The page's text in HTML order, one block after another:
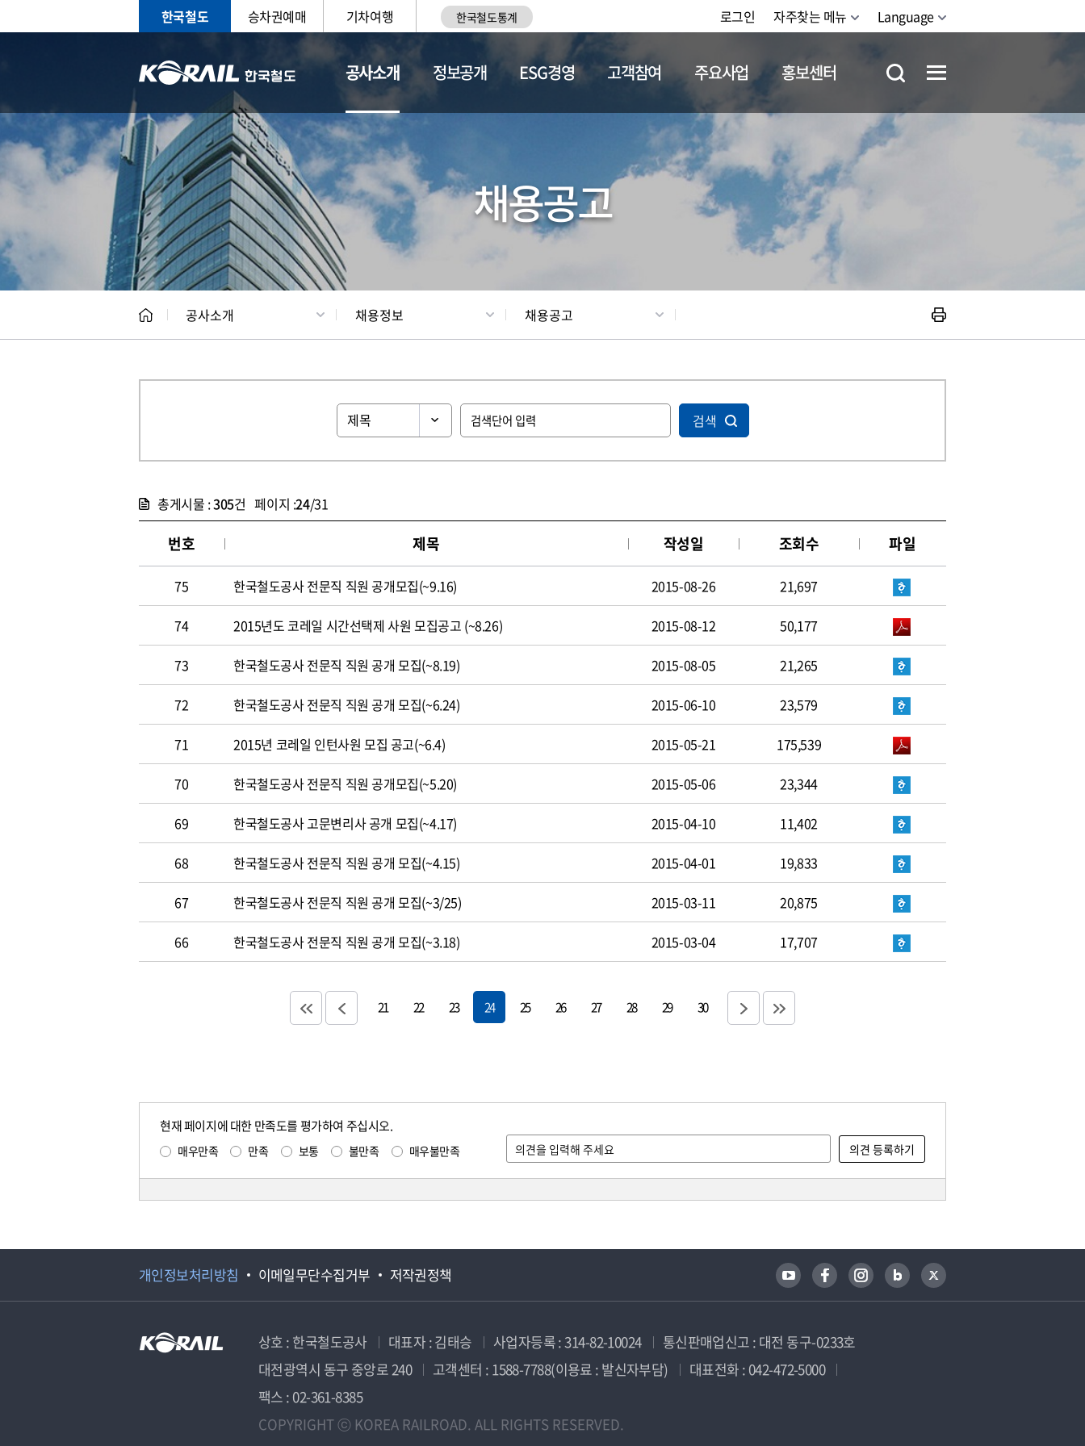
한국철도 승차권예매 기차여행 한국철도통계 로그인 자주찾는 메뉴 Language
공사소개
CEO 일반현황 채용정보
정보공개 ESG경영 고객참여 주요사업 홍보센터
채용공고
공사소개 채용정보 채용공고
검색
총게시물 :305건 페이지 :24/31
번호 제목 작성일 조회수 파일
75 한국철도공사 전문직 직원 공개모집(~9.16) 2015-08-26 21,697
74 2015년도 코레일 시간선택제 사원 모집공고 (~8.26) 2015-08-12 50,177
73 한국철도공사 전문직 직원 공개 모집(~8.19) 2015-08-05 21,265
72 한국철도공사 전문직 직원 공개 모집(~6.24) 2015-06-10 23,579
71 2015년 코레일 인턴사원 모집 공고(~6.4) 2015-05-21 175,539
70 한국철도공사 전문직 직원 공개모집(~5.20) 2015-05-06 23,344
69 한국철도공사 고문변리사 공개 모집(~4.17) 2015-04-10 11,402
68 한국철도공사 전문직 직원 공개 모집(~4.15) 2015-04-01 19,833
67 한국철도공사 전문직 직원 공개 모집(~3/25) 2015-03-11 20,875
66 한국철도공사 전문직 직원 공개 모집(~3.18) 2015-03-04 17,707
21 22 23 24 25 26 27 28 29 30
현재 페이지에 대한 만족도를 평가하여 주십시오.
매우만족 만족 보통 불만족 매우불만족
개인정보처리방침 이메일무단수집거부 저작권정책
상호 : 한국철도공사 대표자 : 김태승 사업자등록 : 314-82-10024
통신판매업신고 : 대전 동구-0233호
대전광역시 동구 중앙로 240
고객센터 : 1588-7788(이용료 : 발신자부담)
대표전화 : 042-472-5000
팩스 : 02-361-8385
COPYRIGHT ⓒ KOREA RAILROAD. ALL RIGHTS RESERVED.